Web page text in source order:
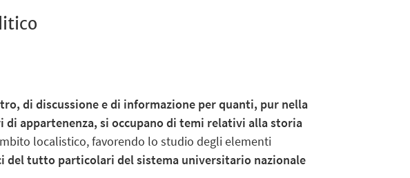
di discussione e di informazione per quanti, pur nella
appartenenza, si occupano di temi relativi alla storia
localistico, favorendo lo studio degli elementi
del tutto particolari del sistema universitario nazionale